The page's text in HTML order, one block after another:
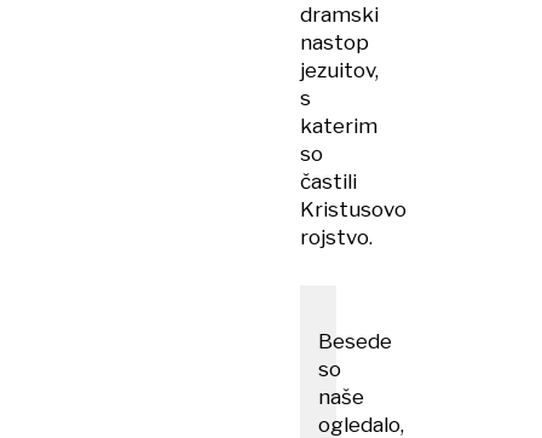
dramski
nastop
jezuitov,
s
katerim
so
častili
Kristusovo
rojstvo.
Besede
so
naše
ogledalo,